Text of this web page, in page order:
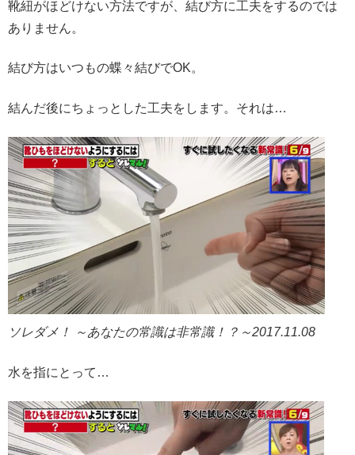
靴紐がほどけない方法ですが、結び方に工夫をするのでは
ありません。
結び方はいつもの蝶々結びでOK。
結んだ後にちょっとした工夫をします。それは…
ソレダメ！ ～あなたの常識は非常識！？～2017.11.08
水を指にとって…